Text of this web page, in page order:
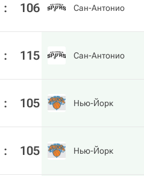
: 106 Сан-Антонио
: 115 Сан-Антонио
: 105 Нью-Йорк
: 105 Нью-Йорк